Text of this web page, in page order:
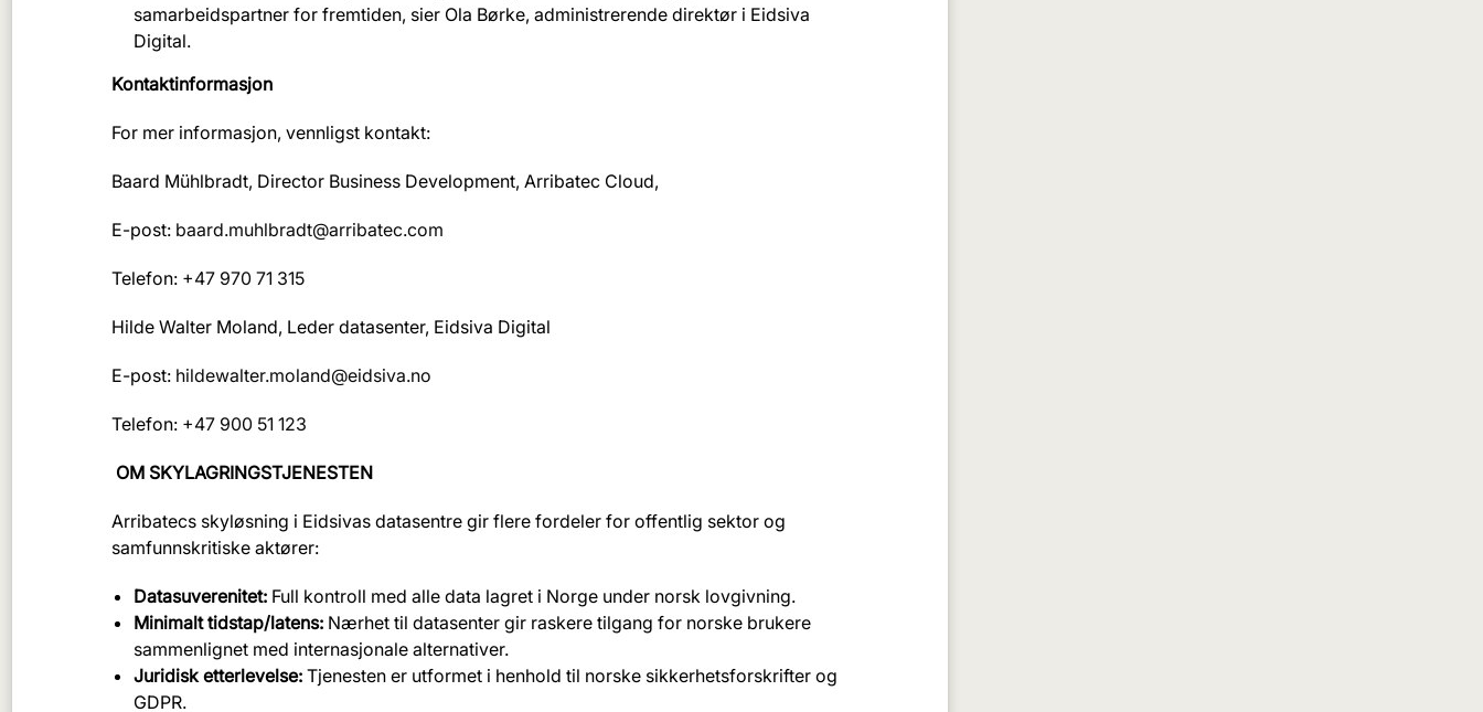
samarbeidspartner for fremtiden, sier Ola Børke, administrerende direktør i Eidsiva
Digital.
Kontaktinformasjon
For mer informasjon, vennligst kontakt:
Baard Mühlbradt, Director Business Development, Arribatec Cloud,
E-post: baard.muhlbradt@arribatec.com
Telefon: +47 970 71 315
Hilde Walter Moland, Leder datasenter, Eidsiva Digital
E-post: hildewalter.moland@eidsiva.no
Telefon: +47 900 51 123
OM SKYLAGRINGSTJENESTEN
Arribatecs skyløsning i Eidsivas datasentre gir flere fordeler for offentlig sektor og
samfunnskritiske aktører:
Datasuverenitet: Full kontroll med alle data lagret i Norge under norsk lovgivning.
Minimalt tidstap/latens: Nærhet til datasenter gir raskere tilgang for norske brukere
sammenlignet med internasjonale alternativer.
Juridisk etterlevelse: Tjenesten er utformet i henhold til norske sikkerhetsforskrifter og
GDPR.